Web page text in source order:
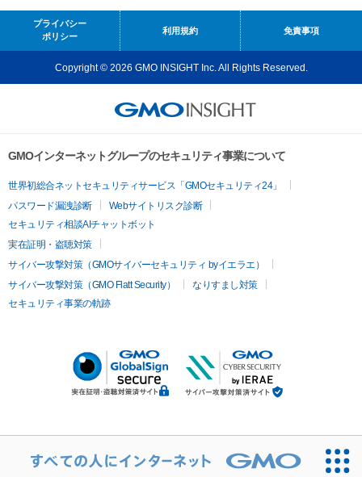
プライバシー
ポリシー
利用規約 免責事項
Copyright © 2026 GMO INSIGHT Inc. All Rights Reserved.
GMOインターネットグループのセキュリティ事業について
世界初総合ネットセキュリティサービス「GMOセキュリティ24」
パスワード漏洩診断
Webサイトリスク診断
セキュリティ相談AIチャットボット
実在証明・盗聴対策
サイバー攻撃対策（GMOサイバーセキュリティ byイエラエ）
サイバー攻撃対策（GMO Flatt Security）
なりすまし対策
セキュリティ事業の軌跡